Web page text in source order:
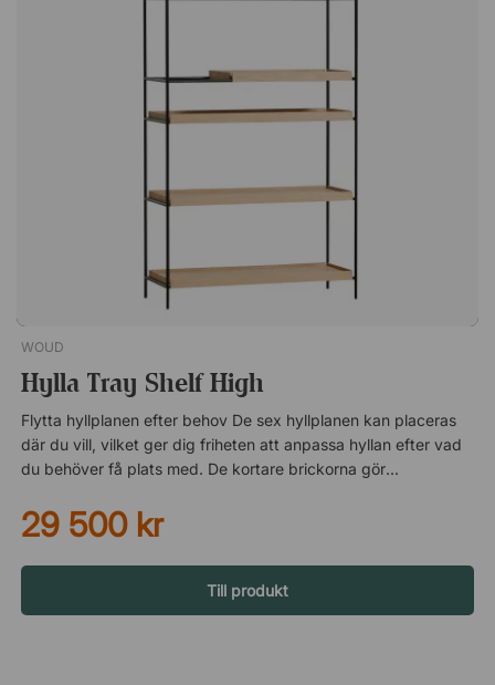
WOUD
Hylla Tray Shelf High
Flytta hyllplanen efter behov De sex hyllplanen kan placeras
där du vill, vilket ger dig friheten att anpassa hyllan efter vad
du behöver få plats med. De kortare brickorna gör det
lägre föremål utan att kompromissa med utrymmet. Smart
design som håller ordning De låga kanterna på hyllplanen
hjälper till att hålla sakerna på plats, vilket gör hyllan lika
praktisk som snygg. Perfekt när du vill undvika att mindre
föremål glider runt eller faller ner. Material som ger stabilitet
29 500 kr
Till produkt